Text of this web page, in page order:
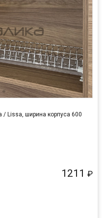
/ Lissa, ширина корпуса 600
1211 ₽